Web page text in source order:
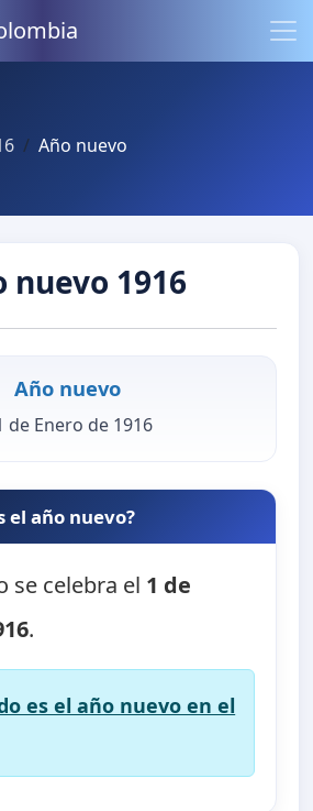
Año nuevo
nuevo 1916
Año nuevo
de Enero de 1916
el año nuevo?
se celebra el 1 de
.
es el año nuevo en el